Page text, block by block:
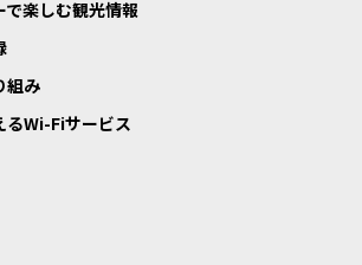
楽しむ観光情報
組み
るWi-Fiサービス